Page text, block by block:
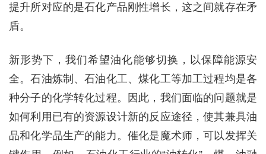
提升所对应的是石化产品刚性增长，这之间就存在矛
盾。
新形势下，我们希望油化能够切换，以保障能源安
全。石油炼制、石油化工、煤化工等加工过程均是各
种分子的化学转化过程。因此，我们面临的问题就是
如何利用已有的资源设计新的反应途径，使其兼具油
品和化学品生产的能力。催化是魔术师，可以发挥关